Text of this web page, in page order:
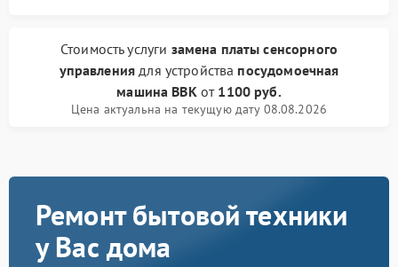
Стоимость услуги замена платы сенсорного
управления для устройства посудомоечная
машина BBKот 1100 руб.
Цена актуальна на текущую дату 08.08.2026
Ремонт бытовой техники
у Вас дома